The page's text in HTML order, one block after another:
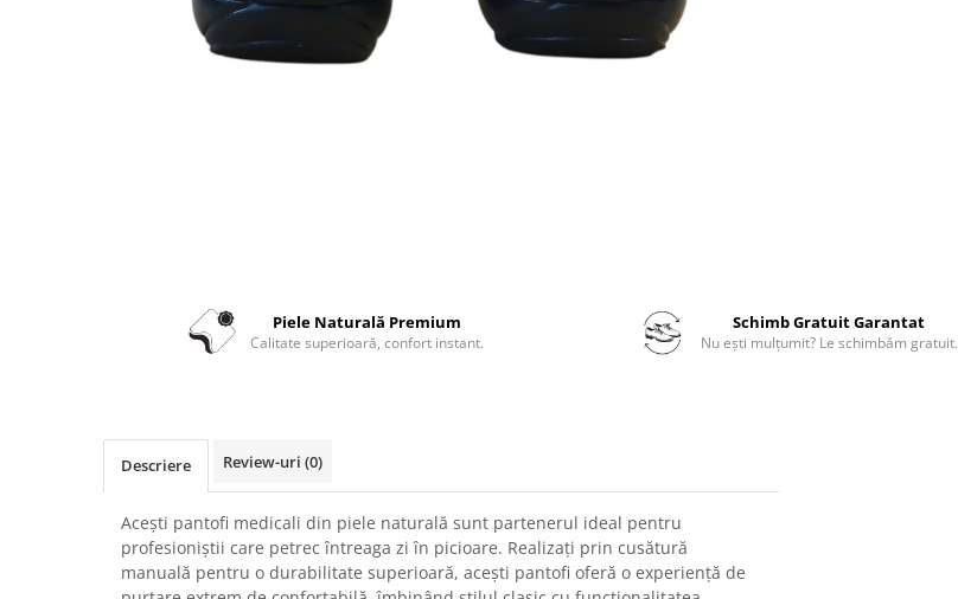
Piele Naturală Premium
Calitate superioară, confort instant.
Schimb Gratuit Garantat
Nu ești mulțumit? Le schimbăm gratuit.
Descriere Review-uri (0)
Acești pantofi medicali din piele naturală sunt partenerul ideal pentru
profesioniștii care petrec întreaga zi în picioare. Realizați prin cusătură
manuală pentru o durabilitate superioară, acești pantofi oferă o experiență de